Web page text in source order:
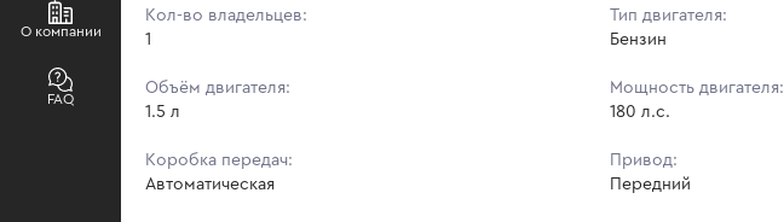
О компании
FAQ
Кол-во владельцев:
1
Тип двигателя:
Бензин
Объём двигателя:
1.5 л
Мощность двигателя:
180 л.с.
Коробка передач:
Автоматическая
Привод:
Передний